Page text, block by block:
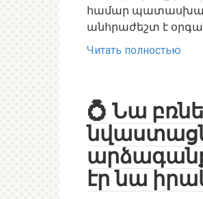
համար
անհրաժեշտ է
Читать полностью
💍 Նա
էր նա